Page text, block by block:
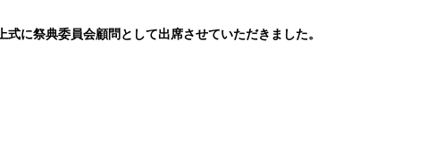
に祭典委員会顧問として出席させていただきました。